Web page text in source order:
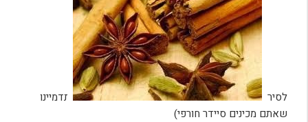
לסיר
ותדמיינו
שאתם מכינים סיידר חורפי)